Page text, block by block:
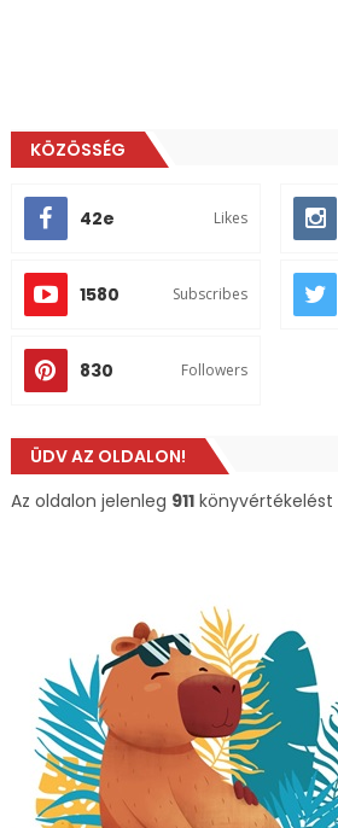
KÖZÖSSÉG
42e Likes
1580 Subscribes
830 Followers
ÜDV AZ OLDALON!
Az oldalon jelenleg 911könyvértékelést